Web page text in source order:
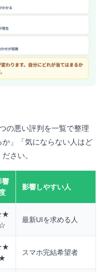
の悪い評判を一覧で整理
」「気にならない人はど
さい。
響
影響しやすい人
最新UIを求める人
スマホ完結希望者